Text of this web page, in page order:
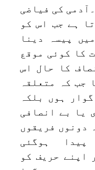
کی فیاضی
ہے جب اس کو
پیسہ دینا
کا کوئی موقع
کا حال اس
جب کہ متعلقہ
ہوں بلکہ
یا بے انصافی
دونوں فریقوں
ہوگئی
اپنے حریف کو